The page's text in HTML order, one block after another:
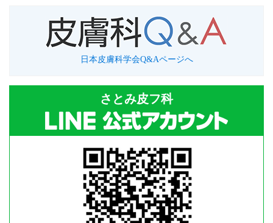
日本皮膚科学会Q&Aページへ
さとみ皮フ科